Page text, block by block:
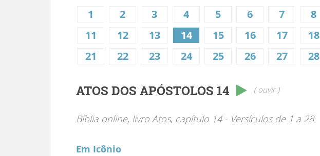
1 2 3 4 5 6 7 8
11
12 13 14 15 16 17 18
21
22 23 24 25 26 27 28
ATOS DOS APÓSTOLOS 14 ( ouvir )
Bíblia online, livro Atos, capítulo 14 - Versículos de 1 a 28.
Em Icônio